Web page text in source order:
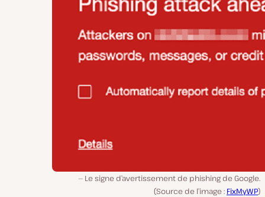
Le signe d’avertissement de phishing de Google.
(Source de l’image : FixMyWP)